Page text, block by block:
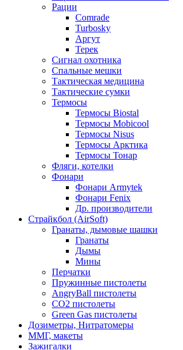
Рации
Comrade
Turbosky
Аргут
Терек
Сигнал охотника
Спальные мешки
Тактическая медицина
Тактические сумки
Термосы
Термосы Biostal
Термосы Mobicool
Термосы Nisus
Термосы Арктика
Термосы Тонар
Фляги, котелки
Фонари
Фонари Armytek
Фонари Fenix
Др. производители
Страйкбол (AirSoft)
Гранаты, дымовые шашки
Гранаты
Дымы
Мины
Перчатки
Пружинные пистолеты
AngryBall пистолеты
CO2 пистолеты
Green Gas пистолеты
Дозиметры, Нитратомеры
ММГ, макеты
Зажигалки